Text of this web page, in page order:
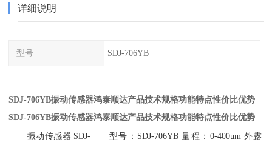
详细说明
型号 SDJ-706YB
SDJ-706YB振动传感器鸿泰顺达产品技术规格功能特点性价比优势
SDJ-706YB振动传感器鸿泰顺达产品技术规格功能特点性价比优势
振动传感器 SDJ-
型号：SDJ-706YB 量程：0-400um 外露